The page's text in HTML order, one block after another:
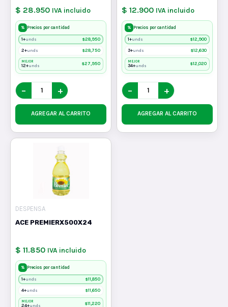
$ 28.950 IVA incluido
% Precios por cantidad
1+unds $28,950
2+unds $28,750
MEJOR
12+unds $27,950
− +
AGREGAR AL CARRITO
$ 12.900 IVA incluido
% Precios por cantidad
1+unds $12,900
3+unds $12,630
MEJOR
34+unds $12,020
− +
AGREGAR AL CARRITO
DESPENSA
ACE PREMIERX500X24
$ 11.850 IVA incluido
% Precios por cantidad
1+unds $11,850
4+unds $11,650
MEJOR
24+unds $11,220